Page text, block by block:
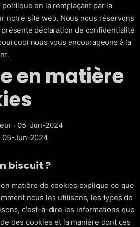
en la remplaçant par la
notre site web. Nous nous réservons
déclaration de confidentialité
nous vous encourageons à la
en matière
: 05-Jun-2024
05-Jun-2024
biscuit ?
matière de cookies explique ce que
nous les utilisons, les types de
c'est-à-dire les informations que
des cookies et la manière dont ces